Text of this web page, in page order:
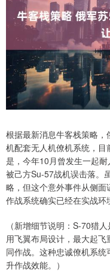
根据最新消息牛客栈策略
机配套无人机僚机系统，
是，今年10月曾发生一起
被己方Su-57战机误击落。
略，但这个意外事件从侧
作战系统确实已经在实战环
（新增细节说明：S-70猎
用飞翼布局设计，最大起
同作战。这种忠诚僚机系
升作战效能。）